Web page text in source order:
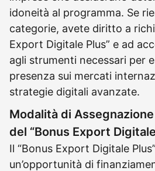
idoneità al programma. Se
categorie, avete diritto a
Export Digitale Plus” e ad
agli strumenti necessari per
presenza sui mercati
strategie digitali avanzate.
Modalità di
del “Bonus Export
Il “Bonus Export Digitale
un’opportunità di